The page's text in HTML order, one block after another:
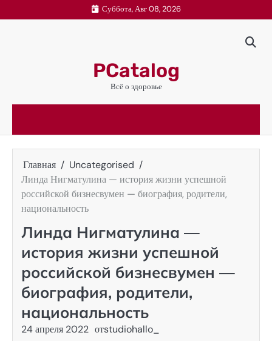
к
Суббота, Авг 08, 2026
PCatalog
Всё о здоровье
Главная
Uncategorised
Линда Нигматулина — история жизни успешной
российской бизнесвумен — биография, родители,
национальность
Линда Нигматулина —
история жизни успешной
российской бизнесвумен —
биография, родители,
национальность
24 апреля 2022 отstudiohallo_